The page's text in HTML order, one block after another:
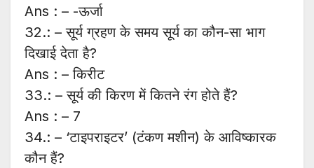
Ans : – -ऊर्जा
32.: – सूर्य ग्रहण के समय सूर्य का कौन-सा भाग
दिखाई देता है?
Ans : – किरीट
33.: – सूर्य की किरण में कितने रंग होते हैं?
Ans : – 7
34.: – ‘टाइपराइटर’ (टंकण मशीन) के आविष्कारक
कौन हैं?